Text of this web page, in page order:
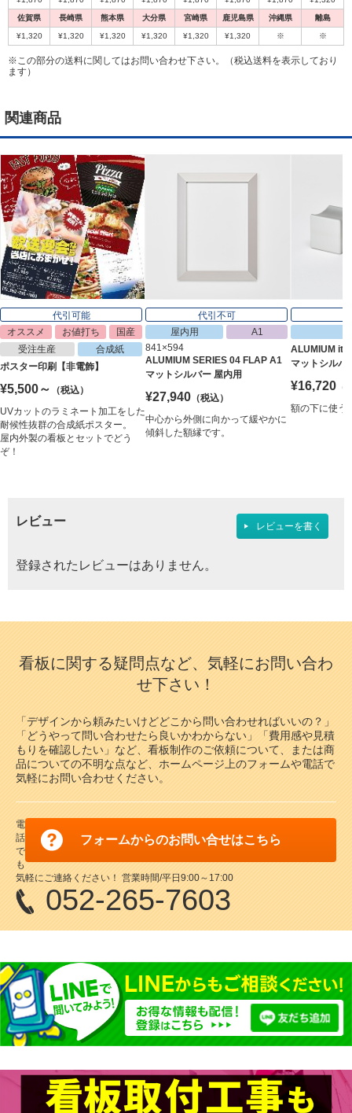
※この部分の送料に関してはお問い合わせ下さい。（税込送料を表示しており
ます）
佐賀県 長崎県 熊本県 大分県 宮崎県 鹿児島県 沖縄県 離島
¥1,320 ¥1,320 ¥1,320 ¥1,320 ¥1,320 ¥1,320 ※ ※
関連商品
代引可能
オススメ
お値打ち
国産
受注生産
合成紙
ポスター印刷【非電飾】
¥5,500～
（税込）
UVカットのラミネート加工をした
耐候性抜群の合成紙ポスター。
屋内外製の看板とセットでどう
ぞ！
代引不可
屋内用
A1
841×594
ALUMIUM SERIES 04 FLAP A1
マットシルバー 屋内用
¥27,940 （税込）
中心から外側に向かって緩やかに
傾斜した額縁です。
ALUMIUM
マットシルバ
¥16,720 （
額の下に使う
レビュー レビューを書く
登録されたレビューはありません。
看板に関する疑問点など、気軽にお問い合わ
せ下さい！
「デザインから頼みたいけどどこから問い合わせればいいの？」
「どうやって問い合わせたら良いかわからない」「費用感や見積
もりを確認したい」など、看板制作のご依頼について、または商
品についての不明な点など、ホームページ上のフォームや電話で
気軽にお問い合わせください。
フォームからのお問い合せはこちら
電
話
で
も
気軽にご連絡ください！ 営業時間/平日9:00～17:00
052-265-7603